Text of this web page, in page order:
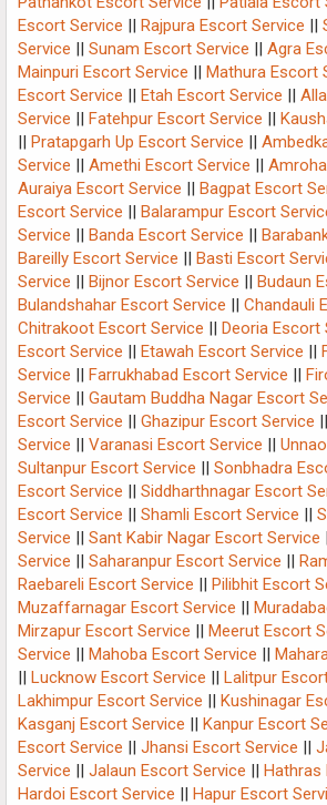
Escort Service || Rajpura Escort Service ||
Service || Sunam Escort Service || Agra
Mainpuri Escort Service || Mathura Escort
Escort Service || Etah Escort Service ||
Service || Fatehpur Escort Service ||
|| Pratapgarh Up Escort Service ||
Service || Amethi Escort Service ||
Auraiya Escort Service || Bagpat Escort
Escort Service || Balarampur Escort
Service || Banda Escort Service ||
Bareilly Escort Service || Basti Escort
Service || Bijnor Escort Service || Budaun
Bulandshahar Escort Service || Chandauli
Chitrakoot Escort Service || Deoria Escort
Escort Service || Etawah Escort Service ||
Service || Farrukhabad Escort Service ||
Service || Gautam Buddha Nagar Escort
Escort Service || Ghazipur Escort Service ||
Service || Varanasi Escort Service ||
Sultanpur Escort Service || Sonbhadra
Escort Service || Siddharthnagar Escort
Escort Service || Shamli Escort Service ||
Service || Sant Kabir Nagar Escort Service
Service || Saharanpur Escort Service ||
Raebareli Escort Service || Pilibhit Escort
Muzaffarnagar Escort Service ||
Mirzapur Escort Service || Meerut Escort
Service || Mahoba Escort Service ||
|| Lucknow Escort Service || Lalitpur
Lakhimpur Escort Service || Kushinagar
Kasganj Escort Service || Kanpur Escort
Escort Service || Jhansi Escort Service ||
Service || Jalaun Escort Service || Hathras
Hardoi Escort Service || Hapur Escort